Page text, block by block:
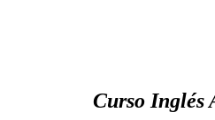
Curso Inglés